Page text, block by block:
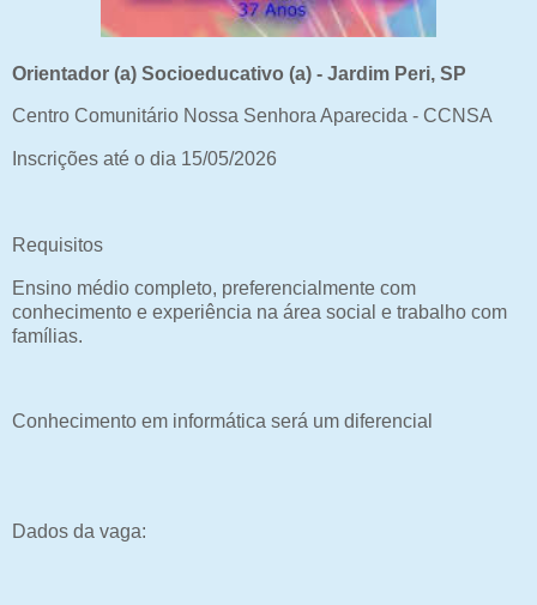
Orientador (a) Socioeducativo (a) - Jardim Peri, SP
Centro Comunitário Nossa Senhora Aparecida - CCNSA
Inscrições até o dia 15/05/2026
Requisitos
Ensino médio completo, preferencialmente com
conhecimento e experiência na área social e trabalho com
famílias.
Conhecimento em informática será um diferencial
Dados da vaga: